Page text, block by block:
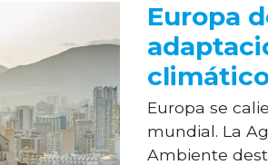
Europa
Europa se
mundial. La
Ambiente